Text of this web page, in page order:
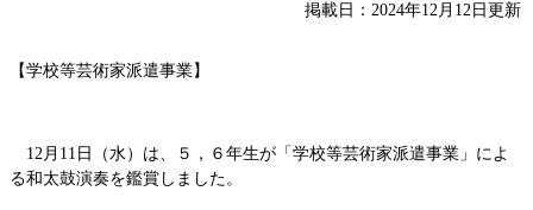
掲載日：2024年12月12日更新
【学校等芸術家派遣事業】
12月11日（水）は、５，６年生が「学校等芸術家派遣事業」によ
る和太鼓演奏を鑑賞しました。